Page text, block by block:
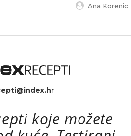
Ana Korenic
koje možete